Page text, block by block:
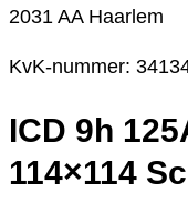
2031 AA Haarlem
KvK-nummer:
ICD 9h
114×114